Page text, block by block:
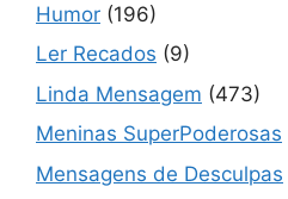
Humor (196)
Ler Recados (9)
Linda Mensagem (473)
Meninas SuperPoderosas
Mensagens de Desculpas